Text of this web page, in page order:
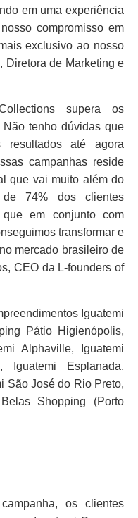
em uma experiência
compromisso em
exclusivo ao nosso
Diretora de Marketing e
supera os
Não tenho dúvidas que
até agora
campanhas reside
que vai muito além do
74% dos clientes
que em conjunto com
transformar e
mercado brasileiro de
CEO da L-founders of
Iguatemi
Pátio Higienópolis,
Alphaville, Iguatemi
Iguatemi Esplanada,
São José do Rio Preto,
Shopping (Porto
os clientes